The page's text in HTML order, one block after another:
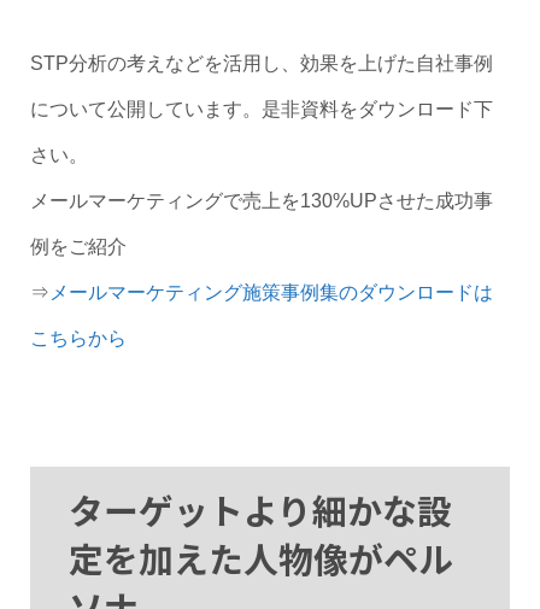
STP分析の考えなどを活用し、効果を上げた自社事例
について公開しています。是非資料をダウンロード下
さい。
メールマーケティングで売上を130%UPさせた成功事
例をご紹介
⇒メールマーケティング施策事例集のダウンロードは
こちらから
ターゲットより細かな設
定を加えた人物像がペル